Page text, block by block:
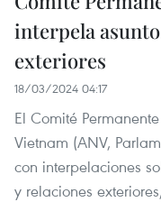
interpela
exteriores
18/03/2024 04:17
El Comité
Vietnam (ANV,
con interpelaciones
y relaciones